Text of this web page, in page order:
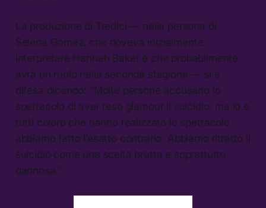
La produzione di Tredici — nella persona di
Selena Gomez, che doveva inizialmente
interpretare Hannah Baker e che probabilmente
avrà un ruolo nella seconda stagione — si è
difesa dicendo: “Molte persone accusano lo
spettacolo di aver reso glamour il suicidio, ma io e
tutti coloro che hanno realizzato lo spettacolo
abbiamo fatto l’esatto contrario. Abbiamo ritratto il
suicidio come una scelta brutta e soprattutto
dannosa.”